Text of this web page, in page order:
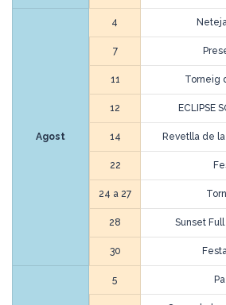
Agost
4
7
11 Torneig
12 ECLIPSE
14 Revetlla de
22
24 a 27
28 Sunset
30
5